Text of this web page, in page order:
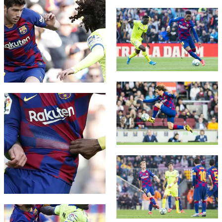
FC Barcelona club badge
FC Barcelona club badge
FC Barcelona club badge
FC Barcelona club badge
FC Barcelona club badge